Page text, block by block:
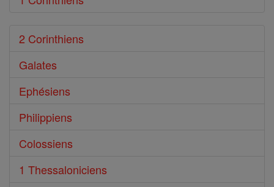
2 Corinthiens
Galates
Ephésiens
Philippiens
Colossiens
1 Thessaloniciens